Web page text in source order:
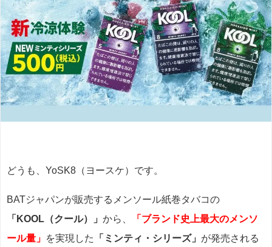
どうも、YoSK8（ヨースケ）です。
BATジャパンが販売するメンソール紙巻タバコの
「KOOL（クール）」 から、
「ブランド史上最大のメンソ
ール量」 を実現した 「ミンティ・シリーズ」 が発売される